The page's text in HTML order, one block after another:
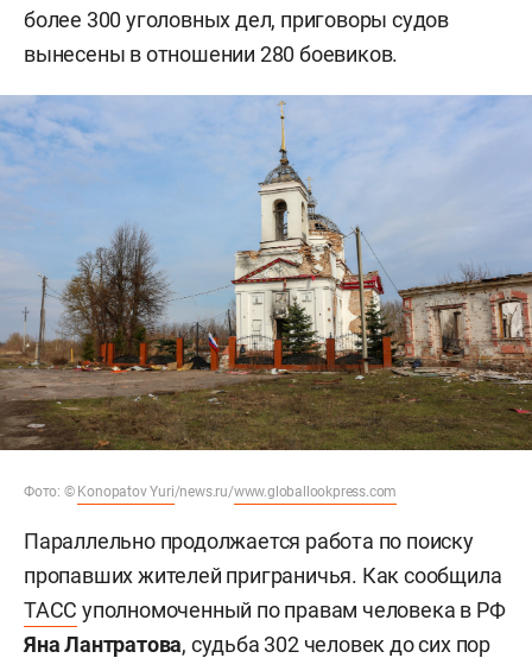
более 300 уголовных дел, приговоры судов
вынесены в отношении 280 боевиков.
Фото: © Konopatov Yuri/news.ru/www.globallookpress.com
Параллельно продолжается работа по поиску
пропавших жителей приграничья. Как сообщила
ТАСС уполномоченный по правам человека в РФ
Яна Лантратова, судьба 302 человек до сих пор